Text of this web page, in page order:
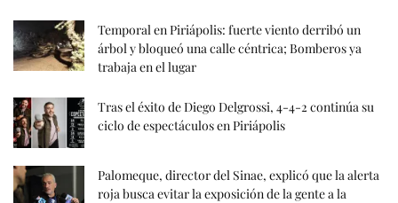
Temporal en Piriápolis: fuerte viento derribó un
árbol y bloqueó una calle céntrica; Bomberos ya
trabaja en el lugar
Tras el éxito de Diego Delgrossi, 4-4-2 continúa su
ciclo de espectáculos en Piriápolis
Palomeque, director del Sinae, explicó que la alerta
roja busca evitar la exposición de la gente a la